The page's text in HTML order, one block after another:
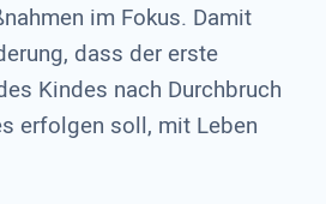
im Fokus. Damit
dass der erste
Kindes nach Durchbruch
erfolgen soll, mit Leben